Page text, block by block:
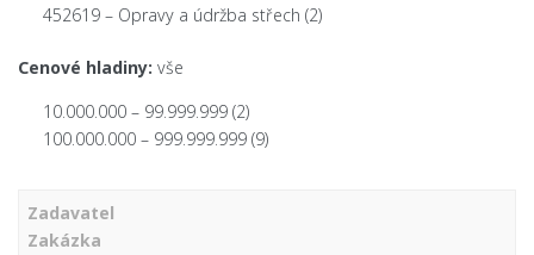
452619 – Opravy a údržba střech (2)
Cenové hladiny: vše
10.000.000 – 99.999.999 (2)
100.000.000 – 999.999.999 (9)
Zadavatel
Zakázka